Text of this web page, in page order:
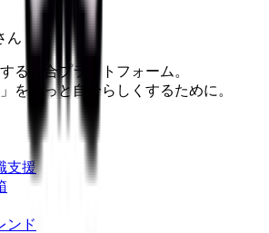
ん
る総合プラットフォーム。
をもっと自分らしくするために。
支援
ンド